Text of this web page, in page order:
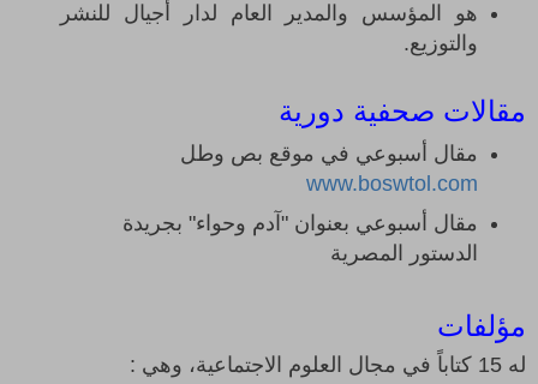
هو المؤسس والمدير العام لدار أجيال للنشر
والتوزيع.
مقالات صحفية دورية
مقال أسبوعي في موقع بص وطل
www.boswtol.com
مقال أسبوعي بعنوان "آدم وحواء" بجريدة
الدستور المصرية
مؤلفات
له 15 كتاباً في مجال العلوم الاجتماعية، وهي :